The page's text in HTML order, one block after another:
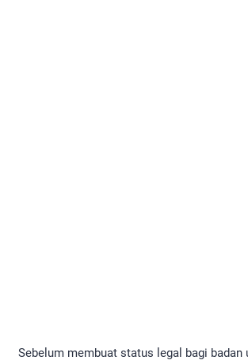
Sebelum membuat status legal bagi badan